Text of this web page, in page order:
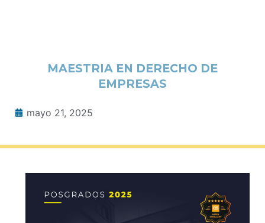
MAESTRIA EN DERECHO DE
EMPRESAS
mayo 21, 2025